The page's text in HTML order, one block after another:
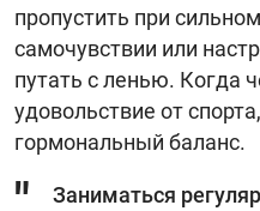
пропустить при
самочувствии или
путать с ленью. Когда
удовольствие от
гормональный баланс.
Заниматься